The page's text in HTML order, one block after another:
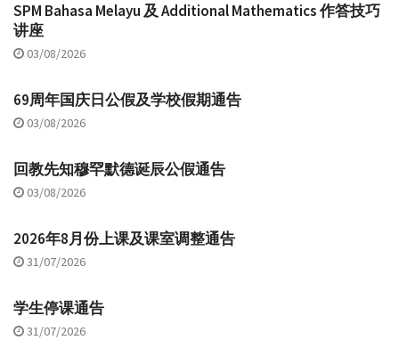
SPM Bahasa Melayu 及 Additional Mathematics 作答技巧
讲座
03/08/2026
69周年国庆日公假及学校假期通告
03/08/2026
回教先知穆罕默德诞辰公假通告
03/08/2026
2026年8月份上课及课室调整通告
31/07/2026
学生停课通告
31/07/2026